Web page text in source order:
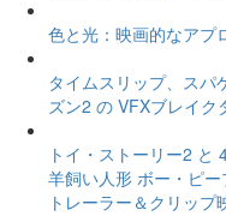
色と光：映画的なアプ
タイムスリップ、スパ
ズン2 の VFXブレイク
トイ・ストーリー2 と
羊飼い人形 ボー・ピ
トレーラー＆クリップ